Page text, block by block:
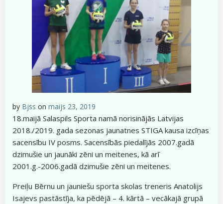
by Bjss on maijs 23, 2019
18.maijā Salaspils Sporta namā norisinājās Latvijas
2018./2019. gada sezonas jaunatnes STIGA kausa izcīņas
sacensību IV posms. Sacensībās piedalījās 2007.gadā
dzimušie un jaunāki zēni un meitenes, kā arī
2001.g.-2006.gadā dzimušie zēni un meitenes.
Preiļu Bērnu un jauniešu sporta skolas treneris Anatolijs
Isajevs pastāstīja, ka pēdējā – 4. kārtā – vecākajā grupā